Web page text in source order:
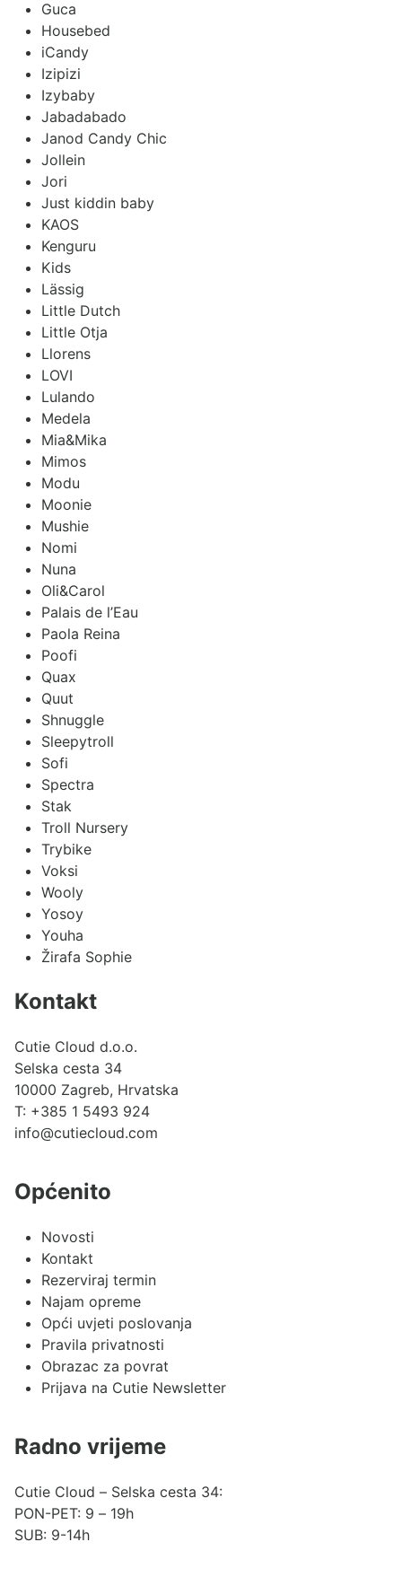
Guca
Housebed
iCandy
Izipizi
Izybaby
Jabadabado
Janod Candy Chic
Jollein
Jori
Just kiddin baby
KAOS
Kenguru
Kids
Lässig
Little Dutch
Little Otja
Llorens
LOVI
Lulando
Medela
Mia&Mika
Mimos
Modu
Moonie
Mushie
Nomi
Nuna
Oli&Carol
Palais de l’Eau
Paola Reina
Poofi
Quax
Quut
Shnuggle
Sleepytroll
Sofi
Spectra
Stak
Troll Nursery
Trybike
Voksi
Wooly
Yosoy
Youha
Žirafa Sophie
Kontakt
Cutie Cloud d.o.o.
Selska cesta 34
10000 Zagreb, Hrvatska
T: +385 1 5493 924
info@cutiecloud.com
Općenito
Novosti
Kontakt
Rezerviraj termin
Najam opreme
Opći uvjeti poslovanja
Pravila privatnosti
Obrazac za povrat
Prijava na Cutie Newsletter
Radno vrijeme
Cutie Cloud – Selska cesta 34:
PON-PET: 9 – 19h
SUB: 9-14h